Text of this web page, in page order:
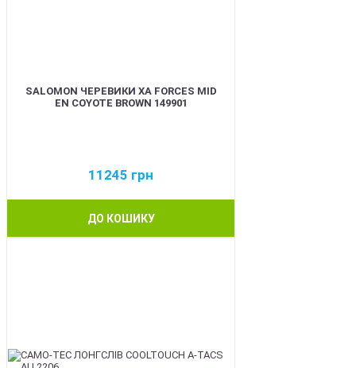
SALOMON ЧЕРЕВИКИ XA FORCES MID
EN COYOTE BROWN 149901
11245 грн
ДО КОШИКУ